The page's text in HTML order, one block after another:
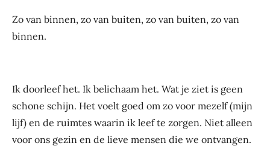
Zo van binnen, zo van buiten, zo van buiten, zo van
binnen.
Ik doorleef het. Ik belichaam het. Wat je ziet is geen
schone schijn. Het voelt goed om zo voor mezelf (mijn
lijf) en de ruimtes waarin ik leef te zorgen. Niet alleen
voor ons gezin en de lieve mensen die we ontvangen.